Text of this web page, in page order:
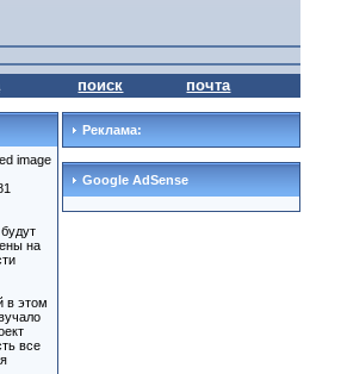
поиск почта
на
в этом
все
Реклама:
Google AdSense